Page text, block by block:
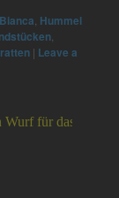
Bianca Hummel
| Leave a
für das Jahr 2026